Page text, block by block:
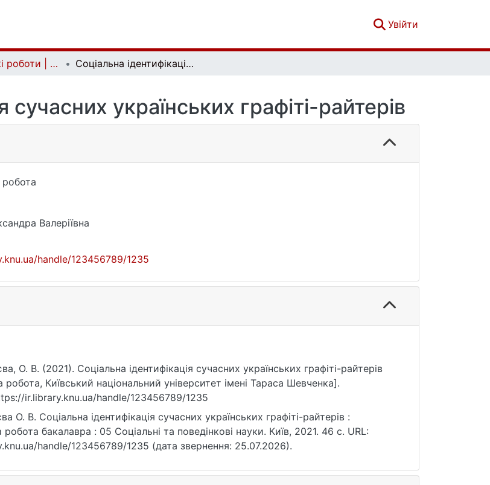
Увійти
Бакалаврські роботи | Bachelor theses Соціальна ідентифікація сучасних українських графіті-райтерів
сучасних українських графіті-райтерів
Валеріївна
handle/123456789/1235
О. В. (2021). Соціальна ідентифікація сучасних українських графіті-райтерів
робота, Київський національний університет імені Тараса Шевченка].
ir.library.knu.ua/handle/123456789/1235
О. В. Соціальна ідентифікація сучасних українських графіті-райтерів :
робота бакалавра : 05 Соціальні та поведінкові науки. Київ, 2021. 46 с. URL:
handle/123456789/1235 (дата звернення: 25.07.2026).